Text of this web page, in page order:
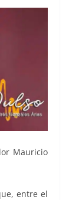
Mauricio
entre el